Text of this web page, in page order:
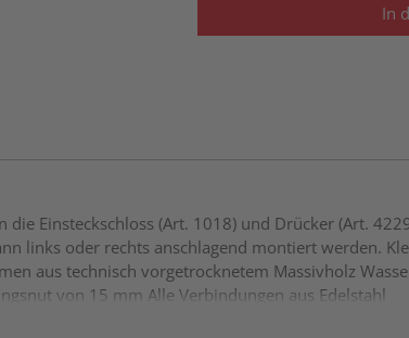
In
Einsteckschloss (Art. 1018) und Drücker (Art.
links oder rechts anschlagend montiert werden.
aus technisch vorgetrocknetem Massivholz
von 15 mm Alle Verbindungen aus Edelstahl